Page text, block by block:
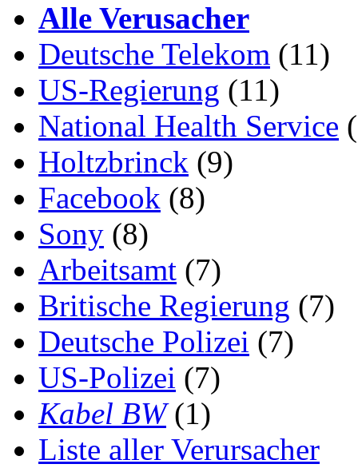
Alle Verusacher
Deutsche Telekom (11)
US-Regierung (11)
National Health Service
Holtzbrinck (9)
Facebook (8)
Sony (8)
Arbeitsamt (7)
Britische Regierung (7)
Deutsche Polizei (7)
US-Polizei (7)
Kabel BW(1)
Liste aller Verursacher